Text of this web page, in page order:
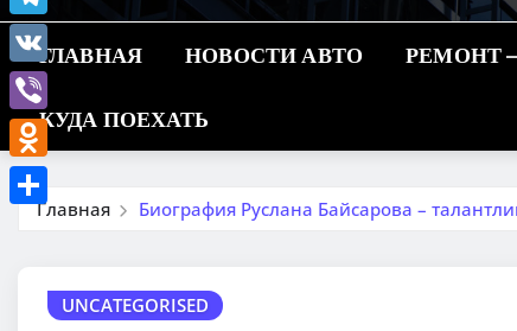
ГЛАВНАЯ НОВОСТИ АВТО РЕМОНТ
КУДА ПОЕХАТЬ
Главная Биография Руслана Байсарова –
UNCATEGORISED
Telegram
VK
Viber
Odnoklassniki
Отправить